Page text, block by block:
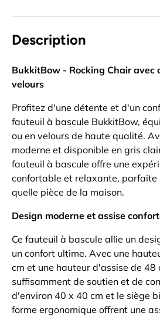
Description
BukkitBow - Rocking Chair avec
velours
Profitez d'une détente et d'un
fauteuil à bascule BukkitBow,
ou en velours de haute qualité.
moderne et disponible en gris
fauteuil à bascule offre une
confortable et relaxante, parfaite
quelle pièce de la maison.
Design moderne et assise
Ce fauteuil à bascule allie un
un confort ultime. Avec une
cm et une hauteur d'assise de 48
suffisamment de soutien et de
d'environ 40 x 40 cm et le siège
forme ergonomique offrent une